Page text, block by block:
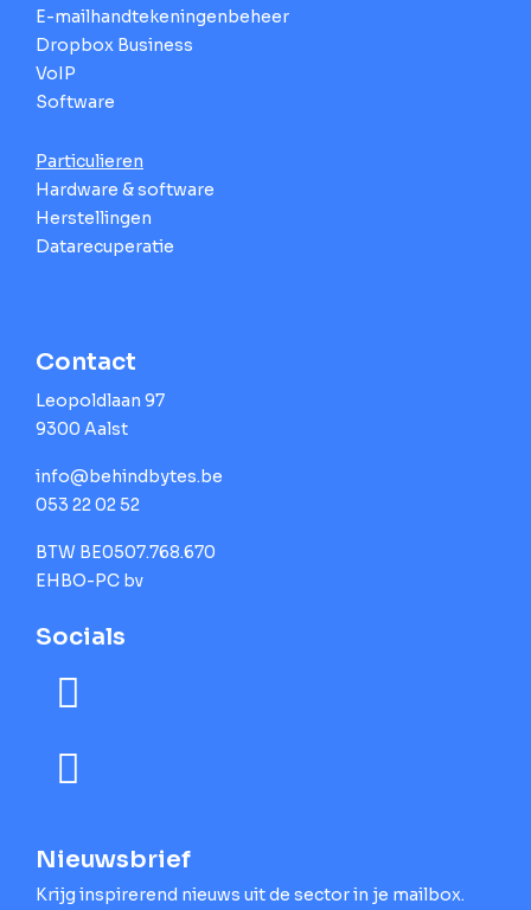
E-mailhandtekeningenbeheer
Dropbox Business
VoIP
Software
Particulieren
Hardware & software
Herstellingen
Datarecuperatie
Contact
Leopoldlaan 97
9300 Aalst
info@behindbytes.be
053 22 02 52
BTW BE0507.768.670
EHBO-PC bv
Socials
Nieuwsbrief
Krijg inspirerend nieuws uit de sector in je mailbox.